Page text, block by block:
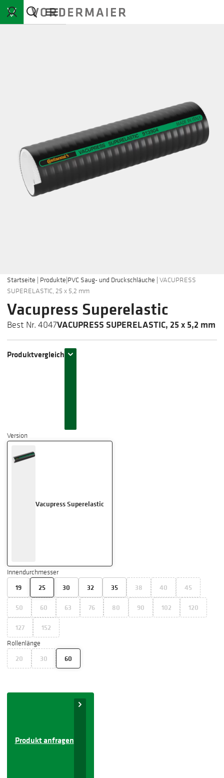
Startseite | Produkte|PVC Saug- und Druckschläuche | VACUPRESS
SUPERELASTIC, 25 x 5,2 mm
Vacupress Superelastic
Best Nr. 4047VACUPRESS SUPERELASTIC, 25 x 5,2 mm
Produktvergleich
Version
Vacupress Superelastic
Innendurchmesser
19 25 30 32 35 38 40
45
50
60 63 76 80 90 102
120
127
152
Rollenlänge
20 30 60
Produkt anfragen